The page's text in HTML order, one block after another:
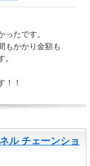
たです。
もかかり金額も
！！
ル チェーンショ